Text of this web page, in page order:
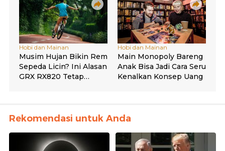
Rekomendasi untuk Anda